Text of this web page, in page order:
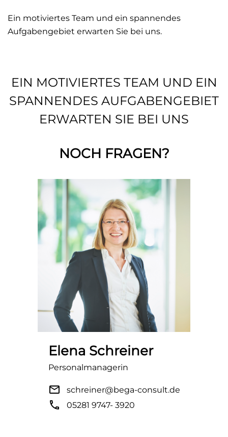
Ein motiviertes Team und ein spannendes
Aufgabengebiet erwarten Sie bei uns.
EIN MOTIVIERTES TEAM UND EIN
SPANNENDES AUFGABENGEBIET
ERWARTEN SIE BEI UNS
NOCH FRAGEN?
Elena Schreiner
Personalmanagerin
mail schreiner@bega-consult.de
phone 05281 9747- 3920